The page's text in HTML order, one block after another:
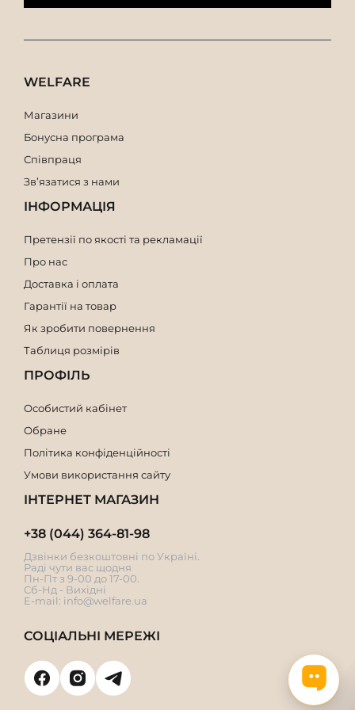
WELFARE
Магазини
Бонусна програма
Співпраця
Зв’язатися з нами
ІНФОРМАЦІЯ
Претензії по якості та рекламації
Про нас
Доставка і оплата
Гарантії на товар
Як зробити повернення
Таблиця розмірів
ПРОФІЛЬ
Особистий кабінет
Обране
Політика конфіденційності
Умови використання сайту
ІНТЕРНЕТ МАГАЗИН
+38 (044) 364-81-98
Дзвінки безкоштовні по Україні.
Раді чути вас щодня
Пн-Пт з 9-00 до 17-00.
Сб-Нд - Вихідні
E-mail: info@welfare.ua
СОЦІАЛЬНІ МЕРЕЖІ